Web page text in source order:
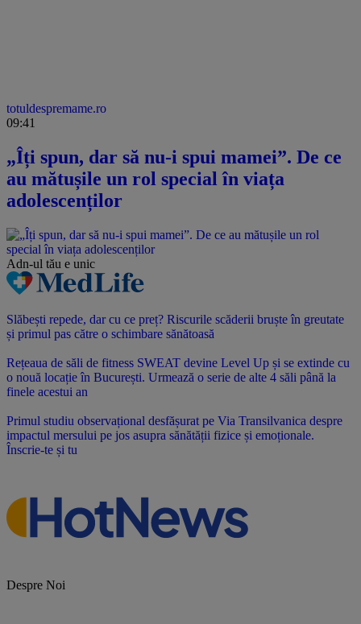
totuldespremame.ro
09:41
„Îți spun, dar să nu-i spui mamei”. De ce
au mătușile un rol special în viața
adolescenților
Adn-ul tău e unic
Slăbești repede, dar cu ce preț? Riscurile scăderii bruște în greutate
și primul pas către o schimbare sănătoasă
Rețeaua de săli de fitness SWEAT devine Level Up și se extinde cu
o nouă locație în București. Urmează o serie de alte 4 săli până la
finele acestui an
Primul studiu observațional desfășurat pe Via Transilvanica despre
impactul mersului pe jos asupra sănătății fizice și emoționale.
Înscrie-te și tu
Despre Noi